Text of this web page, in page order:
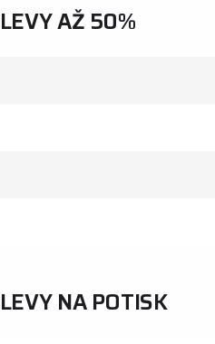
AŽ 50%
NA POTISK